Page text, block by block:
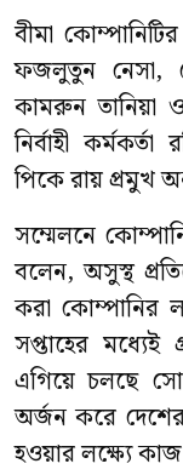
বীমা
ফজলুতুন নেসা,
কামরুন তানিয়া
নির্বাহী
পিকে রায় প্রমুখ
সম্মেলনে
বলেন, অসুস্থ
করা কোম্পানির
সপ্তাহের মধ্যেই
এগিয়ে চলছে
অর্জন করে
হওয়ার লক্ষ্যে